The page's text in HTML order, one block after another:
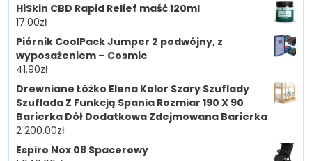
HiSkin CBD Rapid Relief maść 120ml
17.00zł
Piórnik CoolPack Jumper 2 podwójny, z
wyposażeniem – Cosmic
41.90zł
Drewniane Łóżko Elena Kolor Szary Szuflady
Szuflada Z Funkcją Spania Rozmiar 190 X 90
Barierka Dół Dodatkowa Zdejmowana Barierka
2 200.00zł
Espiro Nox 08 Spacerowy